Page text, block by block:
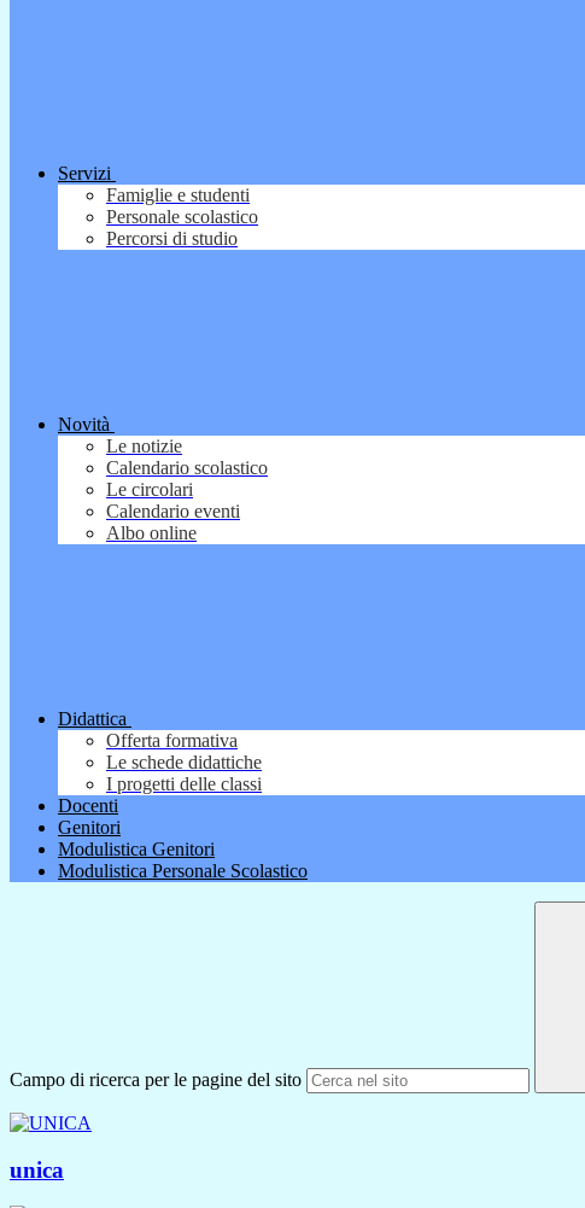
Servizi
Famiglie e studenti
Personale scolastico
Percorsi di studio
Novità
Le notizie
Calendario scolastico
Le circolari
Calendario eventi
Albo online
Didattica
Offerta formativa
Le schede didattiche
I progetti delle classi
Docenti
Genitori
Modulistica Genitori
Modulistica Personale Scolastico
Campo di ricerca per le pagine del sito
unica